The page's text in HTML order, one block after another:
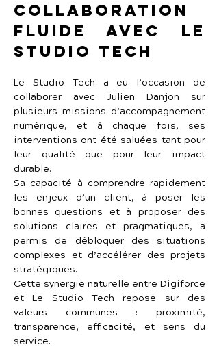
collaboration
fluide avec Le
Studio Tech
Le Studio Tech a eu l’occasion de
collaborer avec Julien Danjon sur
plusieurs missions d’accompagnement
numérique, et à chaque fois, ses
interventions ont été saluées tant pour
leur qualité que pour leur impact
durable.
Sa capacité à comprendre rapidement
les enjeux d’un client, à poser les
bonnes questions et à proposer des
solutions claires et pragmatiques, a
permis de débloquer des situations
complexes et d’accélérer des projets
stratégiques.
Cette synergie naturelle entre Digiforce
et Le Studio Tech repose sur des
valeurs communes : proximité,
transparence, efficacité, et sens du
service.